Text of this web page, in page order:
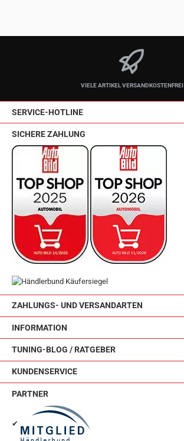
VIELE ARTIKEL VERSANDKOSTENFREI
SERVICE-HOTLINE
ZAHLUNGS- UND VERSANDARTEN
INFORMATION
TUNING-BLOG / RATGEBER
KUNDENSERVICE
SICHERE ZAHLUNG
PARTNER
✔